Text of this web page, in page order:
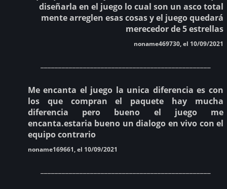
diseñarla en el juego lo cual son un asco total
mente arreglen esas cosas y el juego quedará
merecedor de 5 estrellas
noname469730, el 10/09/2021
Me encanta el juego la unica diferencia es con
los que compran el paquete hay mucha
diferencia pero bueno el juego me
encanta.estaria bueno un dialogo en vivo con el
equipo contrario
noname169661, el 10/09/2021